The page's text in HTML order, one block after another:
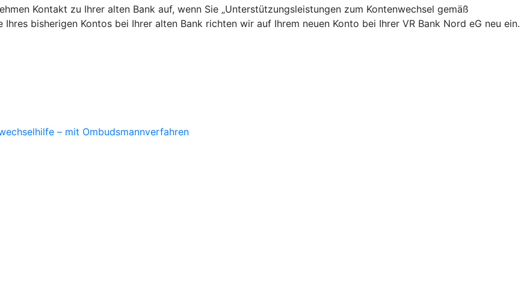
Kontakt zu Ihrer alten Bank auf, wenn Sie „Unterstützungsleistungen zum Kontenwechsel gemäß
bisherigen Kontos bei Ihrer alten Bank richten wir auf Ihrem neuen Konto bei Ihrer VR Bank Nord eG neu ein.
– mit Ombudsmannverfahren